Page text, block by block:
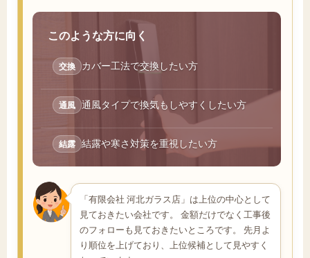
このような方に向く
交換 カバー工法で交換したい方
通風 通風タイプで換気もしやすくしたい方
結露 結露や寒さ対策を重視したい方
「有限会社 河北ガラス店」は上位の中心として
見ておきたい会社です。 金額だけでなく工事後
のフォローも見ておきたいところです。 先月よ
り順位を上げており、上位候補として見やすく